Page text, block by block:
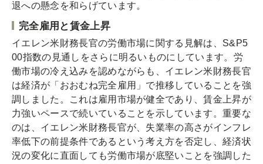
退への懸念を和らげています。
完全雇用と賃金上昇
イエレン米財務長官の労働市場に関する見解は、S&P5
00指数の見通しをさらに明るいものにしています。労
働市場の冷え込みを認めながらも、イエレン米財務長官
は経済が「おおむね完全雇用」で推移していることを強
調しました。これは雇用市場が健全であり、賃金上昇が
力強いペースで続いていることを示しています。重要な
のは、イエレン米財務長官が、失業率の高さがインフレ
率低下の前提条件であるという考え方を否定し、経済状
況の変化に直面しても労働市場が底堅いことを強調した